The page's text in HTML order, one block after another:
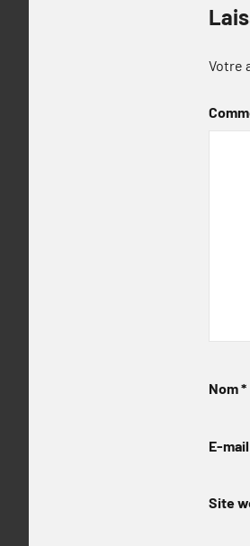
Votre
Nom*
E-mail
Site